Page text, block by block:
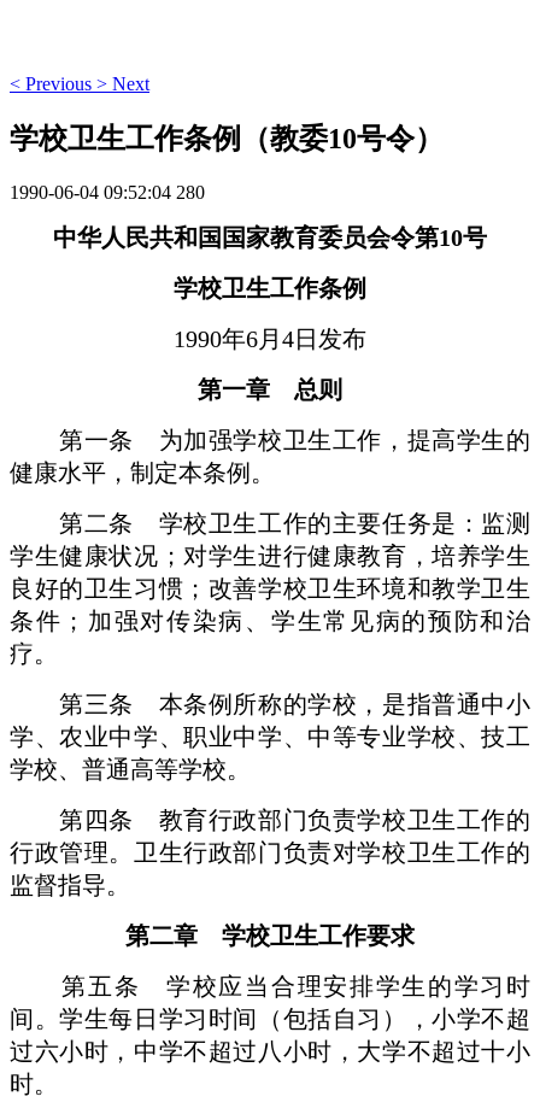
< Previous > Next
学校卫生工作条例（教委10号令）
1990-06-04 09:52:04 280
中华人民共和国国家教育委员会令第10号
学校卫生工作条例
1990年6月4日发布
第一章 总则
第一条 为加强学校卫生工作，提高学生的
健康水平，制定本条例。
第二条 学校卫生工作的主要任务是：监测
学生健康状况；对学生进行健康教育，培养学生
良好的卫生习惯；改善学校卫生环境和教学卫生
条件；加强对传染病、学生常见病的预防和治
疗。
第三条 本条例所称的学校，是指普通中小
学、农业中学、职业中学、中等专业学校、技工
学校、普通高等学校。
第四条 教育行政部门负责学校卫生工作的
行政管理。卫生行政部门负责对学校卫生工作的
监督指导。
第二章 学校卫生工作要求
第五条 学校应当合理安排学生的学习时
间。学生每日学习时间（包括自习），小学不超
过六小时，中学不超过八小时，大学不超过十小
时。